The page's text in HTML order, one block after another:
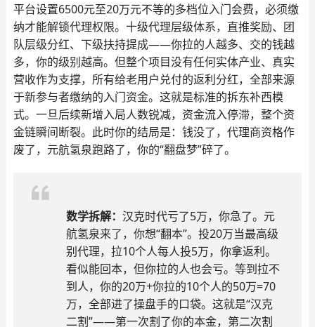
平台设置6500元至20万元不等的多档位入门会费，必须缴
纳才能解锁代理权限。十级代理层级体系，直推奖励、团
队层级分红、下级扶持提成——你拉的人越多、交的钱越
多，你的级别越高。但整个项目没有任何实体产业、真实
营收作为支撑，所有给老用户兑付的返利分红，全部来源
于新参与者缴纳的入门资金。这就是标准的拆东补西模
式。一旦后续新增入局人数锐减，资金流入停滞，整个资
金链瞬间断裂。此时你的结局是：钱没了，代理商资格作
废了，元航氢泉跑路了，你的“翻盘梦”碎了。
数学拆解： 汉克时代亏了5万，你急了。元
航氢泉来了，你想“翻本”。投20万当最高级
别代理，拉10个人每人投5万，你拿返利。
看似能回本，但你拉的人也会亏。等到拉不
到人，你的20万+你拉的10个人的50万=70
万，全部进了操盘手的口袋。这就是“汉克
二割”——第一次割了你的本金，第二次割